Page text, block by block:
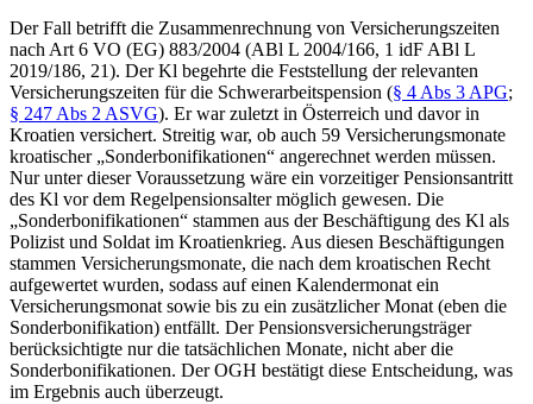
Der Fall betrifft die Zusammenrechnung von Versicherungszeiten
nach Art 6 VO (EG) 883/2004 (ABl L 2004/166, 1 idF ABl L
2019/186, 21). Der Kl begehrte die Feststellung der relevanten
Versicherungszeiten für die Schwerarbeitspension (§ 4 Abs 3 APG;
§ 247 Abs 2 ASVG). Er war zuletzt in Österreich und davor in
Kroatien versichert. Streitig war, ob auch 59 Versicherungsmonate
kroatischer „Sonderbonifikationen“ angerechnet werden müssen.
Nur unter dieser Voraussetzung wäre ein vorzeitiger Pensionsantritt
des Kl vor dem Regelpensionsalter möglich gewesen. Die
„Sonderbonifikationen“ stammen aus der Beschäftigung des Kl als
Polizist und Soldat im Kroatienkrieg. Aus diesen Beschäftigungen
stammen Versicherungsmonate, die nach dem kroatischen Recht
aufgewertet wurden, sodass auf einen Kalendermonat ein
Versicherungsmonat sowie bis zu ein zusätzlicher Monat (eben die
Sonderbonifikation) entfällt. Der Pensionsversicherungsträger
berücksichtigte nur die tatsächlichen Monate, nicht aber die
Sonderbonifikationen. Der OGH bestätigt diese Entscheidung, was
im Ergebnis auch überzeugt.